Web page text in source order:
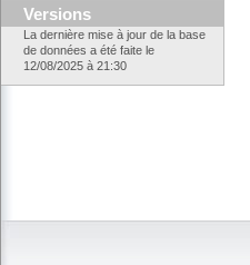
Versions
La dernière mise à jour de la base
de données a été faite le
12/08/2025 à 21:30